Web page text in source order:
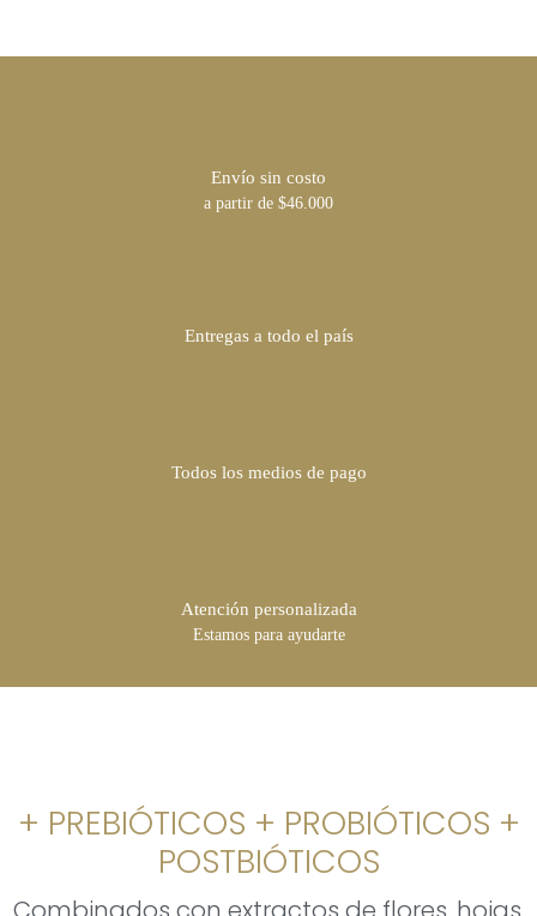
Envío sin costo
a partir de $46.000
Entregas a todo el país
Todos los medios de pago
Atención personalizada
Estamos para ayudarte
+ PREBIÓTICOS + PROBIÓTICOS +
POSTBIÓTICOS